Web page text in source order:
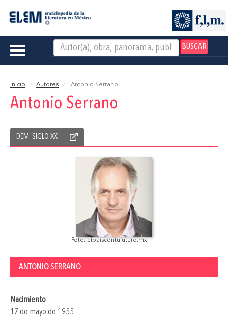
BUSCAR
Toggle
Inicio Autores Antonio Serrano
Antonio Serrano
DEM. SIGLO XX
Foto: elpaiscontufuturo.mx
ANTONIO SERRANO
Nacimiento
17 de mayo de 1955